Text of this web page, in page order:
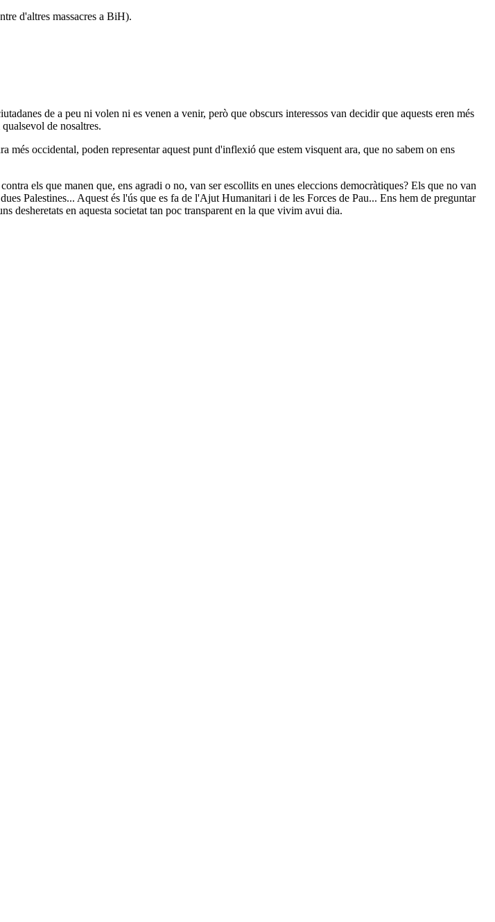
d'altres massacres a BiH).
de a peu ni volen ni es venen a venir, però que obscurs interessos van decidir que aquests eren més
de nosaltres.
occidental, poden representar aquest punt d'inflexió que estem visquent ara, que no sabem on ens
els que manen que, ens agradi o no, van ser escollits en unes eleccions democràtiques? Els que no van
Palestines... Aquest és l'ús que es fa de l'Ajut Humanitari i de les Forces de Pau... Ens hem de preguntar
desheretats en aquesta societat tan poc transparent en la que vivim avui dia.